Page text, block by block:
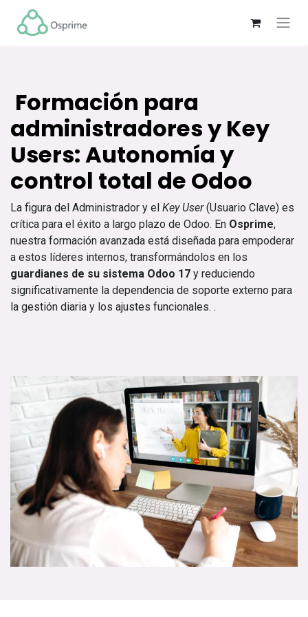
Formación para
administradores y Key
Users: Autonomía y
control total de Odoo ​
La figura del Administrador y el Key User(Usuario Clave) es
crítica para el éxito a largo plazo de Odoo. En Osprime,
nuestra formación avanzada está diseñada para empoderar
a estos líderes internos, transformándolos en los
guardianes de su sistema Odoo 17 y reduciendo
significativamente la dependencia de soporte externo para
la gestión diaria y los ajustes funcionales. .